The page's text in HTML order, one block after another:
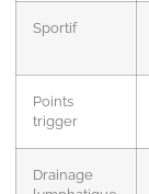
Sportif
Points
trigger
Drainage